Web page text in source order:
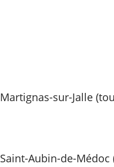
Martignas-sur-Jalle
Saint-Aubin-de-